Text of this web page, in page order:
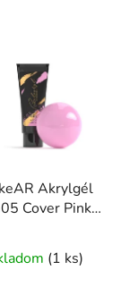
Akrylgél
Cover Pink
(1 ks)